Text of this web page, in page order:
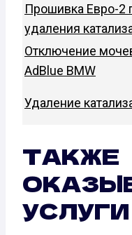
Прошивка Евро-2
удаления
Отключение
AdBlue BMW
Удаление
ТАКЖЕ
УСЛУГИ